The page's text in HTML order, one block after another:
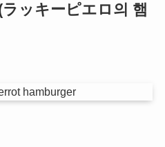
ッキーピエロ의 햄